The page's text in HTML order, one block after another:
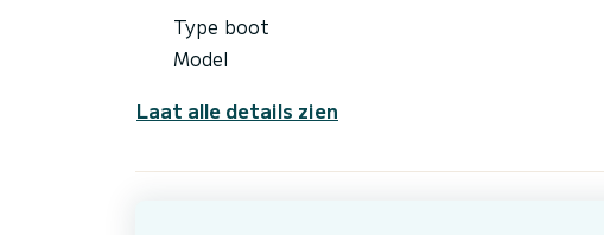
Type boot
Model
Laat alle details zien